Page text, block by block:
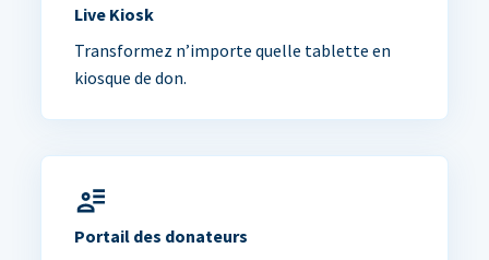
Live Kiosk
Transformez n’importe quelle tablette en
kiosque de don.
Portail des donateurs